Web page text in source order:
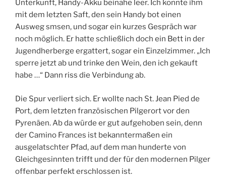
Unterkunft, Handy-Akku beinahe leer. Ich konnte ihm
mit dem letzten Saft, den sein Handy bot einen
Ausweg smsen, und sogar ein kurzes Gespräch war
noch möglich. Er hatte schließlich doch ein Bett in der
Jugendherberge ergattert, sogar ein Einzelzimmer. „Ich
sperre jetzt ab und trinke den Wein, den ich gekauft
habe …“ Dann riss die Verbindung ab.
Die Spur verliert sich. Er wollte nach St. Jean Pied de
Port, dem letzten französischen Pilgerort vor den
Pyrenäen. Ab da würde er gut aufgehoben sein, denn
der Camino Frances ist bekanntermaßen ein
ausgelatschter Pfad, auf dem man hunderte von
Gleichgesinnten trifft und der für den modernen Pilger
offenbar perfekt erschlossen ist.